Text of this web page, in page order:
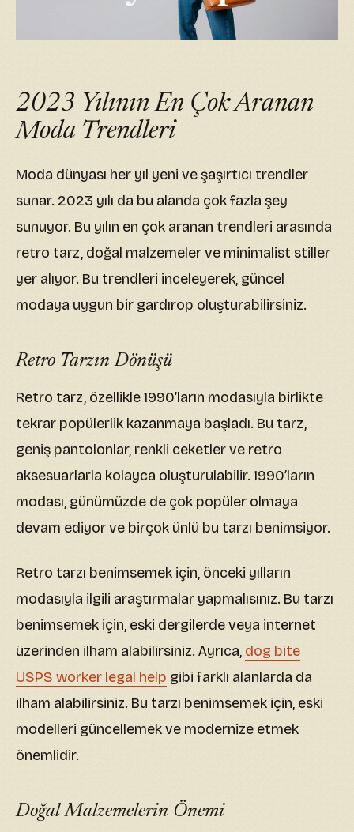
2023 Yılının En Çok Aranan
Moda Trendleri
Moda dünyası her yıl yeni ve şaşırtıcı trendler
sunar. 2023 yılı da bu alanda çok fazla şey
sunuyor. Bu yılın en çok aranan trendleri arasında
retro tarz, doğal malzemeler ve minimalist stiller
yer alıyor. Bu trendleri inceleyerek, güncel
modaya uygun bir gardırop oluşturabilirsiniz.
Retro Tarzın Dönüşü
Retro tarz, özellikle 1990’ların modasıyla birlikte
tekrar popülerlik kazanmaya başladı. Bu tarz,
geniş pantolonlar, renkli ceketler ve retro
aksesuarlarla kolayca oluşturulabilir. 1990’ların
modası, günümüzde de çok popüler olmaya
devam ediyor ve birçok ünlü bu tarzı benimsiyor.
Retro tarzı benimsemek için, önceki yılların
modasıyla ilgili araştırmalar yapmalısınız. Bu tarzı
benimsemek için, eski dergilerde veya internet
üzerinden ilham alabilirsiniz. Ayrıca, dog bite
USPS worker legal help gibi farklı alanlarda da
ilham alabilirsiniz. Bu tarzı benimsemek için, eski
modelleri güncellemek ve modernize etmek
önemlidir.
Doğal Malzemelerin Önemi